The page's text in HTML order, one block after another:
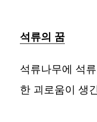
석류의 꿈
석류나무에 석
한 괴로움이 생